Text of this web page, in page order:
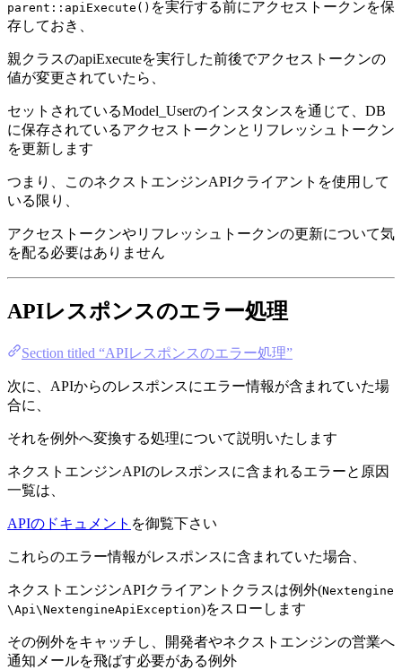
parent::apiExecute() を実行する前にアクセストークンを保
存しておき、
親クラスのapiExecuteを実行した前後でアクセストークンの
値が変更されていたら、
セットされているModel_Userのインスタンスを通じて、DB
に保存されているアクセストークンとリフレッシュトークン
を更新します
つまり、このネクストエンジンAPIクライアントを使用して
いる限り、
アクセストークンやリフレッシュトークンの更新について気
を配る必要はありません
APIレスポンスのエラー処理
Section titled “APIレスポンスのエラー処理”
次に、APIからのレスポンスにエラー情報が含まれていた場
合に、
それを例外へ変換する処理について説明いたします
ネクストエンジンAPIのレスポンスに含まれるエラーと原因
一覧は、
APIのドキュメント を御覧下さい
これらのエラー情報がレスポンスに含まれていた場合、
ネクストエンジンAPIクライアントクラスは例外(Nextengine
\Api\NextengineApiException)をスローします
その例外をキャッチし、開発者やネクストエンジンの営業へ
通知メールを飛ばす必要がある例外